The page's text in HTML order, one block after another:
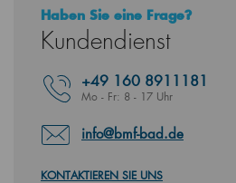
Haben Sie eine Frage?
Kundendienst
+49 160 8911181
Mo - Fr: 8 - 17 Uhr
info@bmf-bad.de
KONTAKTIEREN SIE UNS